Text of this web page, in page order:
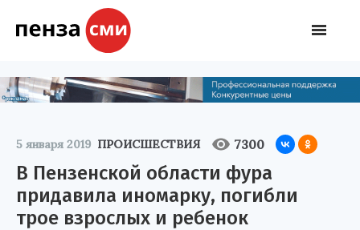
5 января 2019 ПРОИСШЕСТВИЯ 7300
В Пензенской области фура
придавила иномарку, погибли
трое взрослых и ребенок